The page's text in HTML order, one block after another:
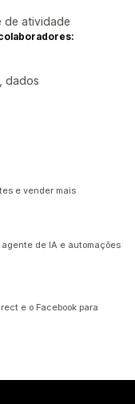
de atividade
dados
e vender mais
de IA e automações
e o Facebook para